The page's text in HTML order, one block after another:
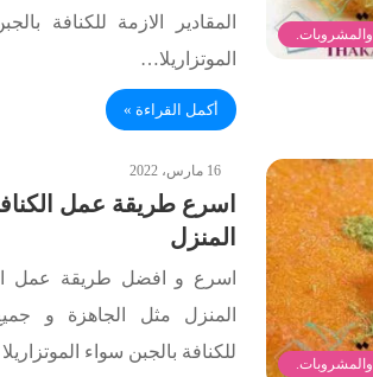
والمشروبات.
المقادير الازمة للكنافة
الموتزاريلا…
أكمل القراءة »
والمشروبات.
16 مارس، 2022
اسرع طريقة عمل
المنزل
اسرع و افضل طريقة عمل
المنزل مثل الجاهزة و
للكنافة بالجبن سواء